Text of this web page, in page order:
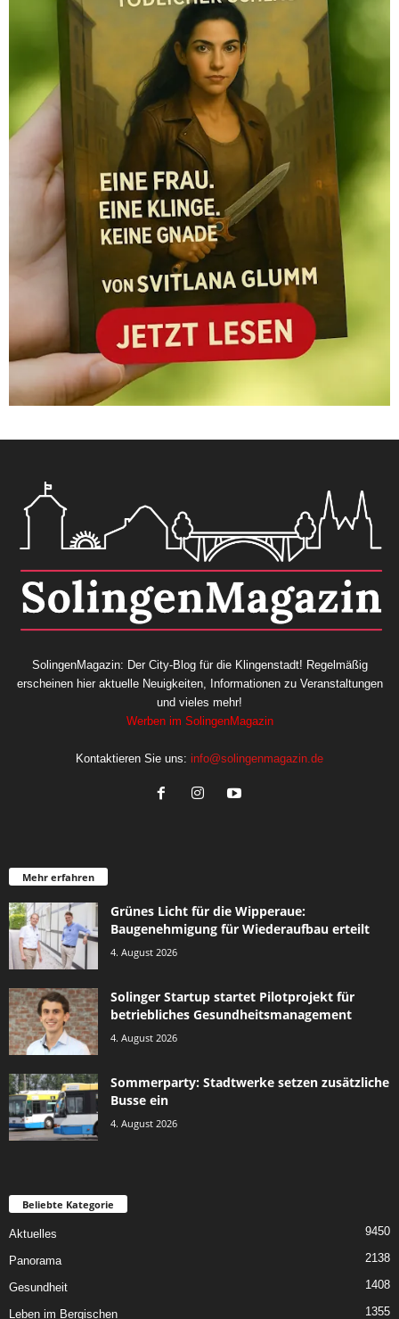
SolingenMagazin: Der City-Blog für die Klingenstadt! Regelmäßig
erscheinen hier aktuelle Neuigkeiten, Informationen zu Veranstaltungen
und vieles mehr!
Werben im SolingenMagazin
Kontaktieren Sie uns: info@solingenmagazin.de
Mehr erfahren
Grünes Licht für die Wipperaue:
Baugenehmigung für Wiederaufbau erteilt
4. August 2026
Solinger Startup startet Pilotprojekt für
betriebliches Gesundheitsmanagement
4. August 2026
Sommerparty: Stadtwerke setzen zusätzliche
Busse ein
4. August 2026
Beliebte Kategorie
Aktuelles 9450
Panorama 2138
Gesundheit 1408
Leben im Bergischen 1355